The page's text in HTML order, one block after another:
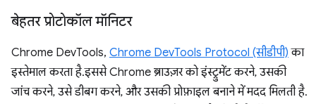
बेहतर प्रोटोकॉल मॉनिटर
Chrome DevTools, Chrome DevTools Protocol (सीडीपी) का
इस्तेमाल करता है. इससे Chrome ब्राउज़र को इंस्ट्रुमेंट करने, उसकी
जांच करने, उसे डीबग करने, और उसकी प्रोफ़ाइल बनाने में मदद मिलती है.